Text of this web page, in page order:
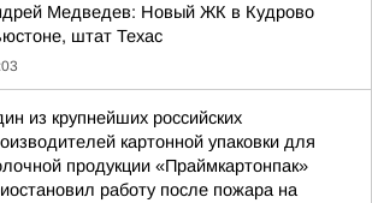
Медведев: Новый ЖК в Кудрово
штат Техас
из крупнейших российских
картонной упаковки для
продукции «Праймкартонпак»
работу после пожара на